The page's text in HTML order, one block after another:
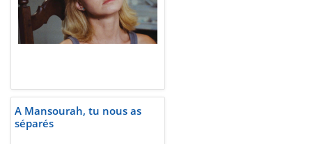
A Mansourah, tu nous as
séparés